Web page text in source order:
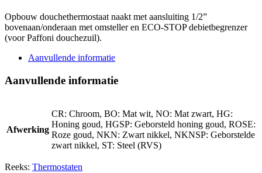
Opbouw douchethermostaat naakt met aansluiting 1/2”
bovenaan/onderaan met omsteller en ECO-STOP debietbegrenzer
(voor Paffoni douchezuil).
Aanvullende informatie
Aanvullende informatie
Afwerking
CR: Chroom, BO: Mat wit, NO: Mat zwart, HG:
Honing goud, HGSP: Geborsteld honing goud, ROSE:
Roze goud, NKN: Zwart nikkel, NKNSP: Geborstelde
zwart nikkel, ST: Steel (RVS)
Reeks: Thermostaten